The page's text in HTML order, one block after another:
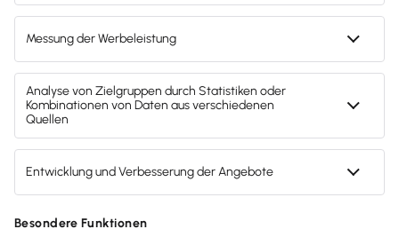
Gendergerechte Sprache
Privatsphäre-Einstellungen
Inhalte melden
Datenschutz
AGB
Lieferketten